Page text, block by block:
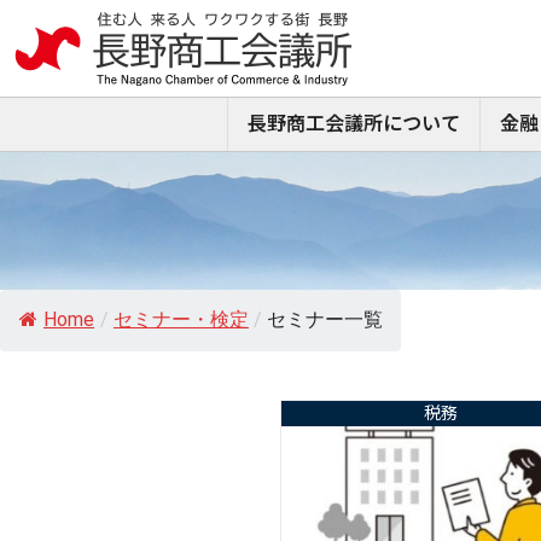
長野商工会議所について 金
Home / セミナー・検定 / セミナー一覧
税務